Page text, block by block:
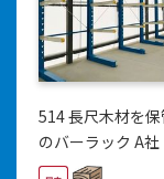
514 長尺木材を
のバーラック A社